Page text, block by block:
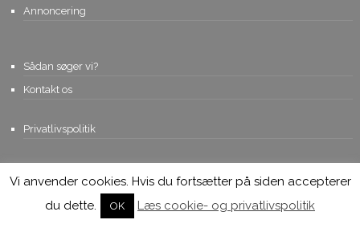
Annoncering
Sådan søger vi?
Kontakt os
Privatlivspolitik
© Copyright 2015, Viviro.com ApS- Alle rettigheder forbeholdes. Vi
tager forbehold for fejlagtige priser.
Vi anvender cookies. Hvis du fortsætter på siden accepterer
du dette.
OK Læs cookie- og privatlivspolitik